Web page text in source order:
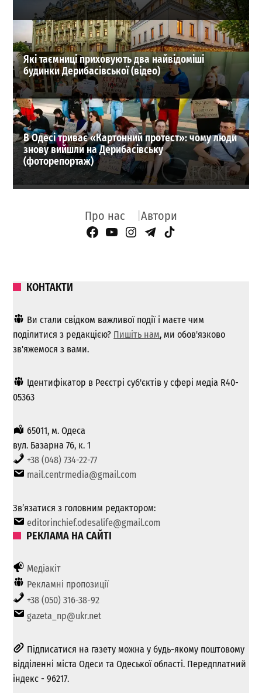
Які таємниці приховують два найвідоміші
будинки Дерибасівської (відео)
В Одесі триває «Картонний протест»: чому люди
знову вийшли на Дерибасівську
(фоторепортаж)
Про нас Автори
Facebook Page
YouTube
Instagram
Telegram
TikTok
КОНТАКТИ
Ви стали свідком важливої ​​події і маєте чим
поділитися з редакцією? Пишіть нам, ми обов'язково
зв'яжемося з вами.
Ідентифікатор в Реєстрі суб'єктів у сфері медіа R40-
05363
65011, м. Одеса
вул. Базарна 76, к. 1
+38 (048) 734-22-77
mail.centrmedia@gmail.com
Зв’язатися з головним редактором:
editorinchief.odesalife@gmail.com
РЕКЛАМА НА САЙТІ
Медіакіт
Рекламні пропозиції
+38 (050) 316-38-92
gazeta_np@ukr.net
Підписатися на газету можна у будь-якому поштовому
відділенні міста Одеси та Одеської області. Передплатний
індекс - 96217.